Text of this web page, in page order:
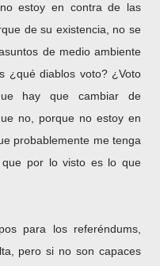
estoy en contra de las
de su existencia, no se
de medio ambiente
¿qué diablos voto? ¿Voto
hay que cambiar de
no, porque no estoy en
probablemente me tenga
por lo visto es lo que
para los referéndums,
pero si no son capaces